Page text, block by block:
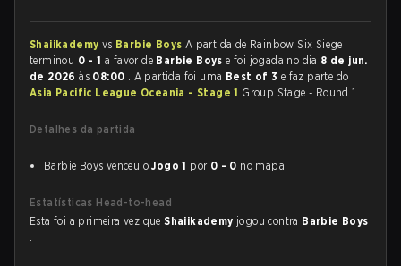
Shaiikademy vs Barbie Boys A partida de Rainbow Six Siege
terminou 0 - 1 a favor de Barbie Boyse foi jogada no dia 8 de jun.
de 2026às 08:00 . A partida foi uma Best of 3 e faz parte do
Asia Pacific League Oceania - Stage 1 Group Stage - Round 1.
Detalhes da partida
Barbie Boys venceu oJogo 1 por 0 - 0 no mapa
Estatísticas Head-to-head
Esta foi a primeira vez queShaiikademy jogou contra Barbie Boys
.